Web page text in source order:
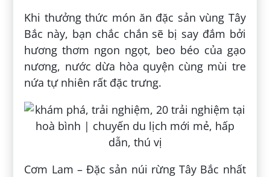
Khi thưởng thức món ăn đặc sản vùng Tây
Bắc này, bạn chắc chắn sẽ bị say đắm bởi
hương thơm ngon ngọt, beo béo của gạo
nương, nước dừa hòa quyện cùng mùi tre
nứa tự nhiên rất đặc trưng.
Cơm Lam – Đặc sản núi rừng Tây Bắc nhất